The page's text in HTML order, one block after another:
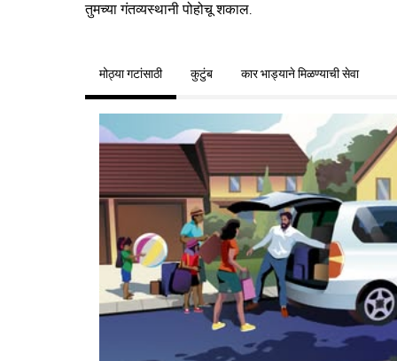
तुमच्या गंतव्यस्थानी पोहोचू शकाल.
मोठ्या गटांसाठी कुटुंब कार भाड्याने मिळण्याची सेवा